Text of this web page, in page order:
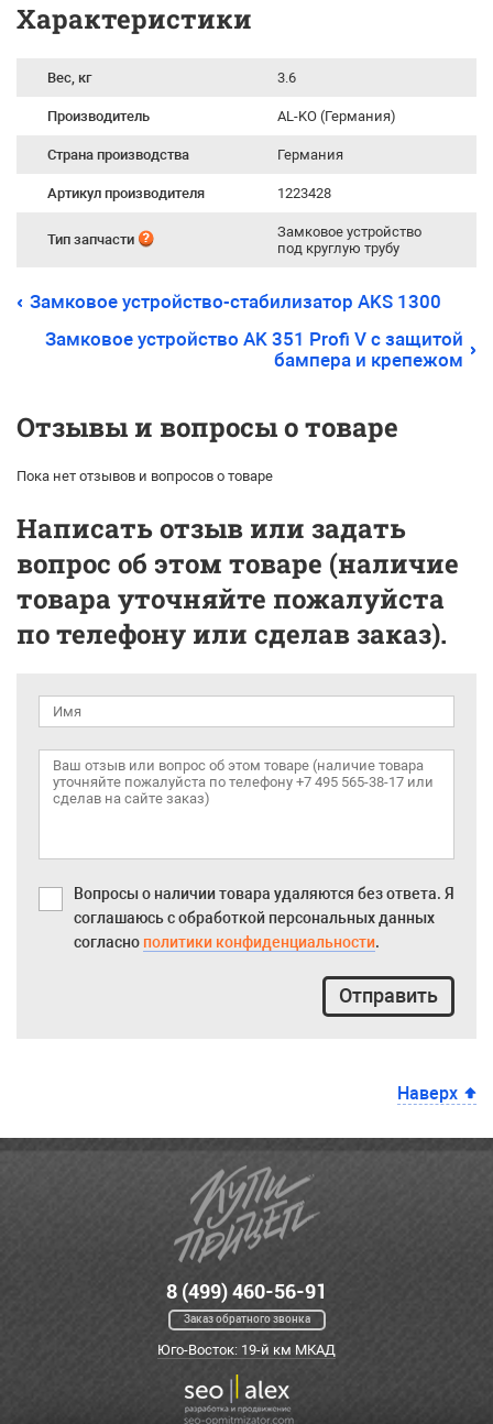
Характеристики
Вес, кг 3.6
Производитель AL-KO (Германия)
Страна производства Германия
Артикул производителя 1223428
Тип запчасти
Замковое устройство
под круглую трубу
Замковое устройство-стабилизатор AKS 1300
Замковое устройство AK 351 Profi V с защитой
бампера и крепежом
Отзывы и вопросы о товаре
Пока нет отзывов и вопросов о товаре
Написать отзыв или задать
вопрос об этом товаре (наличие
товара уточняйте пожалуйста
по телефону или сделав заказ).
Вопросы о наличии товара удаляются без ответа. Я
соглашаюсь с обработкой персональных данных
согласно политики конфиденциальности.
Отправить
Наверх
8 (499) 460-56-91
Заказ обратного звонка
Юго-Восток: 19-й км МКАД